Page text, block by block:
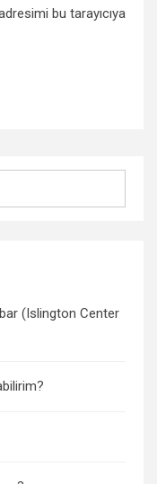
bu tarayıcıya
(Islington Center